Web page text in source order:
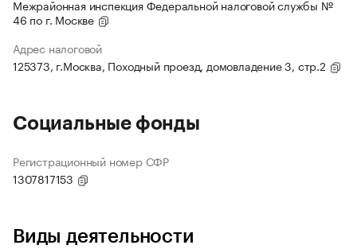
Межрайонная инспекция Федеральной налоговой службы №
46 по г. Москве
Адрес налоговой
125373, г.Москва, Походный проезд, домовладение 3, стр.2
Социальные фонды
Регистрационный номер СФР
1307817153
Виды деятельности